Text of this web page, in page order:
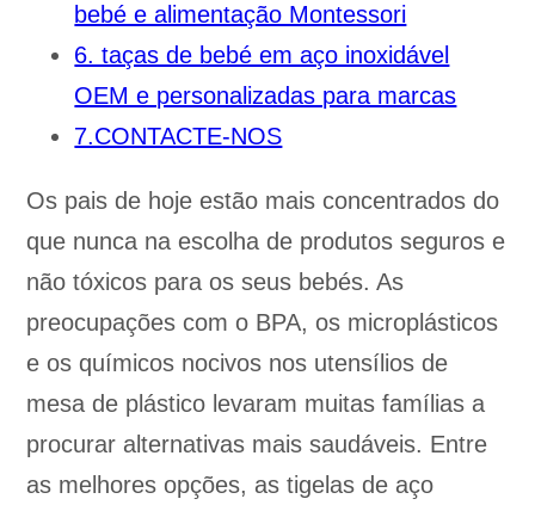
bebé e alimentação Montessori
6. taças de bebé em aço inoxidável
OEM e personalizadas para marcas
7.CONTACTE-NOS
Os pais de hoje estão mais concentrados do
que nunca na escolha de produtos seguros e
não tóxicos para os seus bebés. As
preocupações com o BPA, os microplásticos
e os químicos nocivos nos utensílios de
mesa de plástico levaram muitas famílias a
procurar alternativas mais saudáveis. Entre
as melhores opções, as tigelas de aço